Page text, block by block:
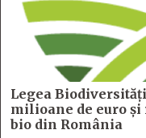
Legea
milioane de euro
bio din România